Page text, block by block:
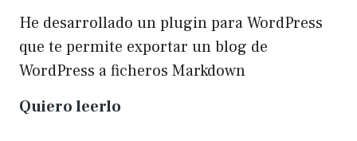
He desarrollado un plugin para WordPress
que te permite exportar un blog de
WordPress a ficheros Markdown
Quiero leerlo